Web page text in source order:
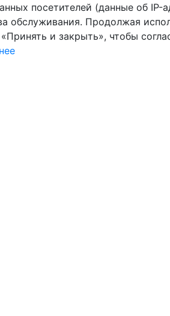
посетителей (данные об IP-
обслуживания. Продолжая
и закрыть», чтобы